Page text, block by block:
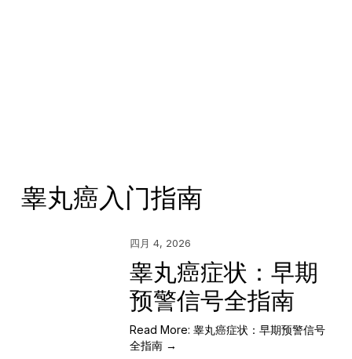
睾丸癌入门指南
四月 4, 2026
睾丸癌症状：早期
预警信号全指南
Read More: 睾丸癌症状：早期预警信号
全指南 →